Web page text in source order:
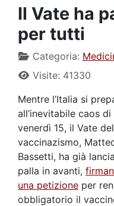
Il Vate ha
per tutti
Categoria:
Visite: 41330
Mentre l’Italia si
all’inevitabile caos di
venerdì 15, il Vate del
vaccinazismo,
Bassetti, ha già
palla in avanti,
una petizione per
obbligatorio il